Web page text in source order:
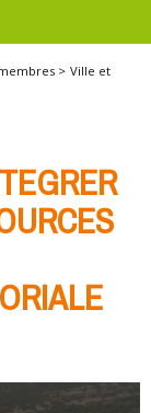
> Ville et